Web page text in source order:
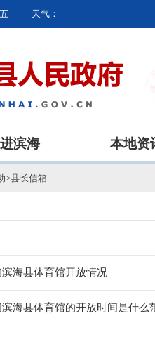
天气：
滨海 本地资
>县长信箱
滨海县体育馆开放情况
海县体育馆的开放时间是什么